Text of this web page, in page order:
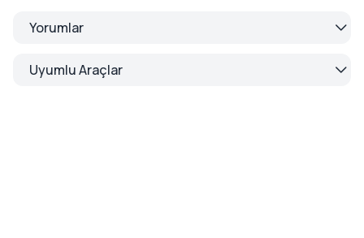
Yorumlar
Uyumlu Araçlar